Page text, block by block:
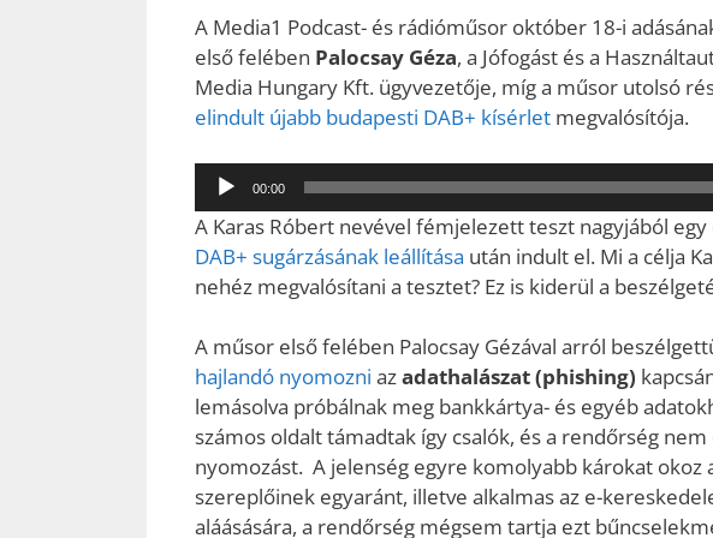
A Media1 Podcast- és rádióműsor október 18-i
első felében Palocsay Géza, a Jófogást és a
Media Hungary Kft. ügyvezetője, míg a műsor utolsó
elindult újabb budapesti DAB+ kísérlet megvalósítója.
Audió
lejátszó
00:00
A Karas Róbert nevével fémjelezett teszt nagyjából egy
DAB+ sugárzásának leállítása után indult el. Mi a célja
nehéz megvalósítani a tesztet? Ez is kiderül a
A műsor első felében Palocsay Gézával arról
hajlandó nyomozni azadathalászat (phishing)
lemásolva próbálnak meg bankkártya- és egyéb
számos oldalt támadtak így csalók, és a rendőrség
nyomozást. A jelenség egyre komolyabb károkat okoz
szereplőinek egyaránt, illetve alkalmas az e-
aláásására, a rendőrség mégsem tartja ezt